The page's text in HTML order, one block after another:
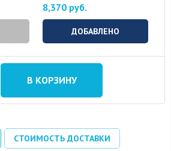
8,370 руб.
ДОБАВЛЕНО
В КОРЗИНУ
СТОИМОСТЬ ДОСТАВКИ